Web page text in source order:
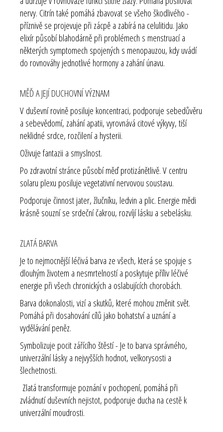
nervy. Citrín také pomáhá zbavovat se všeho škodlivého -
příznivě se projevuje při zácpě a zabírá na celulitidu. Jako
elixír působí blahodárně při problémech s menstruací a
některých symptomech spojených s menopauzou, kdy uvádí
do rovnováhy jednotlivé hormony a zahání únavu.
MĚĎ A JEJÍ DUCHOVNÍ VÝZNAM
V duševní rovině posiluje koncentraci, podporuje sebedůvěru
a sebevědomí, zahání apatii, vyrovnává citové výkyvy, tiší
neklidné srdce, rozčilení a hysterii.
Oživuje fantazii a smyslnost.
Po zdravotní stránce působí měď protizánětlivě. V centru
solaru plexu posiluje vegetativní nervovou soustavu.
Podporuje činnost jater, žlučníku, ledvin a plic. Energie mědi
krásně souzní se srdeční čakrou, rozvíjí lásku a sebelásku.
ZLATÁ BARVA
Je to nejmocnější léčivá barva ze všech, která se spojuje s
dlouhým životem a nesmrtelností a poskytuje příliv léčivé
energie při všech chronických a oslabujících chorobách.
Barva dokonalosti, vizí a skutků, které mohou změnit svět.
Pomáhá při dosahování cílů jako bohatství a uznání a
vydělávání peněz.
Symbolizuje pocit zářícího štěstí - Je to barva správného,
univerzální lásky a nejvyšších hodnot, velkorysosti a
šlechetnosti.
Zlatá transformuje poznání v pochopení, pomáhá při
zvládnutí duševních nejistot, podporuje ducha na cestě k
univerzální moudrosti.